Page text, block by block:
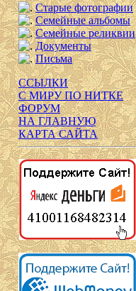
Старые фотографии
Семейные альбомы
Семейные реликвии
Документы
Письма
ССЫЛКИ
С МИРУ ПО НИТКЕ
ФОРУМ
НА ГЛАВНУЮ
КАРТА САЙТА